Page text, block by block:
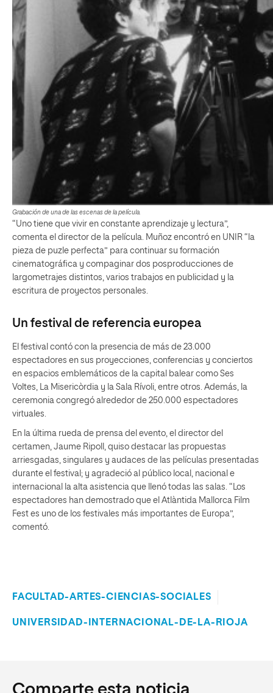
Grabación de una de las escenas de la película.
“Uno tiene que vivir en constante aprendizaje y lectura”,
comenta el director de la película. Muñoz encontró en UNIR “la
pieza de puzle perfecta” para continuar su formación
cinematográfica y compaginar dos posproducciones de
largometrajes distintos, varios trabajos en publicidad y la
escritura de proyectos personales.
Un festival de referencia europea
El festival contó con la presencia de más de 23.000
espectadores en sus proyecciones, conferencias y conciertos
en espacios emblemáticos de la capital balear como Ses
Voltes, La Misericòrdia y la Sala Rívoli, entre otros. Además, la
ceremonia congregó alrededor de 250.000 espectadores
virtuales.
En la última rueda de prensa del evento, el director del
certamen, Jaume Ripoll, quiso destacar las propuestas
arriesgadas, singulares y audaces de las películas presentadas
durante el festival; y agradeció al público local, nacional e
internacional la alta asistencia que llenó todas las salas. “Los
espectadores han demostrado que el Atlàntida Mallorca Film
Fest es uno de los festivales más importantes de Europa”,
comentó.
FACULTAD-ARTES-CIENCIAS-SOCIALES
UNIVERSIDAD-INTERNACIONAL-DE-LA-RIOJA